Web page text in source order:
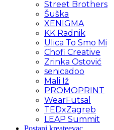
Street Brothers
Šuška
XENIGMA
KK Radnik
Ulica To Smo Mi
Chofi Creative
Zrinka Ostović
senicadoo
Mali Iž
PROMOPRINT
WearFutsal
TEDxZagreb
LEAP Summit